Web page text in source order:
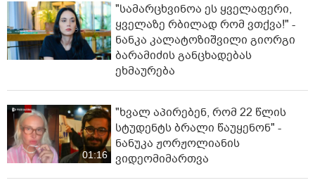
"სა­მარ­ცხვი­ნოა ეს ყვე­ლა­ფე­რი,
ყვე­ლა­ზე რბი­ლად რომ ვთქვა!" -
ნანკა კალატოზიშვილი გიორგი
ბარამიძის განცხადებას
ეხმაურება
01:16
"ხვალ აპირებენ, რომ 22 წლის
სტუდენტს ბრალი წაუყენონ" -
ნანუკა ჟორჟოლიანის
ვიდეომიმართვა